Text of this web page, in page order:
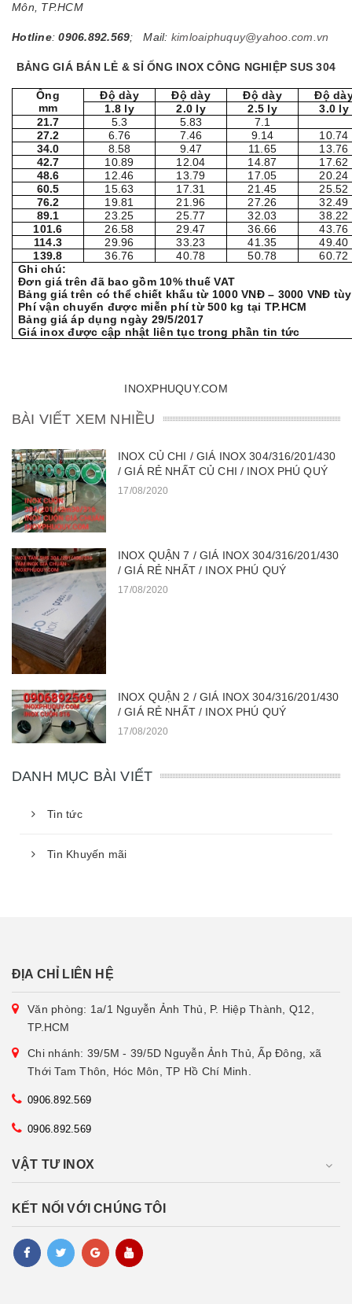
Môn, TP.HCM
Hotline:0906.892.569; Mail: kimloaiphuquy@yahoo.com.vn
BẢNG GIÁ BÁN LẺ & SỈ ỐNG INOX CÔNG NGHIỆP SUS 304
Ống
mm
Độ dày Độ dày Độ dày
Độ
1.8 ly
2.0 ly 2.5 ly
3.0 ly
21.7
5.3 5.83
7.1
27.2
6.76 7.46 9.14
10.74
34.0
8.58 9.47 11.65
13.76
42.7
10.89 12.04 14.87
17.62
48.6
12.46 13.79 17.05
20.24
60.5
15.63 17.31 21.45
25.52
76.2
19.81 21.96 27.26
32.49
89.1
23.25 25.77 32.03
38.22
101.6
26.58 29.47 36.66
43.76
114.3
29.96 33.23 41.35
49.40
139.8
36.76 40.78 50.78
60.72
Ghi chú:
Đơn giá trên đã bao gồm 10% thuế VAT
Bảng giá trên có thể chiết khấu từ 1000 VNĐ – 3000 VNĐ
Phí vận chuyển được miễn phí từ 500 kg tại TP.HCM
Bảng giá áp dụng ngày 29/5/2017
Giá inox được cập nhật liên tục trong phần tin tức
INOXPHUQUY.COM
BÀI VIẾT XEM NHIỀU
INOX CỦ CHI / GIÁ INOX 304/316/201/430
/ GIÁ RẺ NHẤT CỦ CHI / INOX PHÚ QUÝ
17/08/2020
INOX QUẬN 7 / GIÁ INOX 304/316/201/430
/ GIÁ RẺ NHẤT / INOX PHÚ QUÝ
17/08/2020
INOX QUẬN 2 / GIÁ INOX 304/316/201/430
/ GIÁ RẺ NHẤT / INOX PHÚ QUÝ
17/08/2020
DANH MỤC BÀI VIẾT
Tin tức
Tin Khuyến mãi
ĐỊA CHỈ LIÊN HỆ
Văn phòng: 1a/1 Nguyễn Ảnh Thủ, P. Hiệp Thành, Q12,
TP.HCM
Chi nhánh: 39/5M - 39/5D Nguyễn Ảnh Thủ, Ấp Đông, xã
Thới Tam Thôn, Hóc Môn, TP Hồ Chí Minh.
0906.892.569
0906.892.569
VẬT TƯ INOX
KẾT NỐI VỚI CHÚNG TÔI